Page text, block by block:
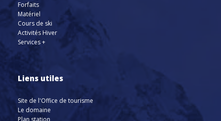
Forfaits
Matériel
Cours de ski
Activités Hiver
Services +
Liens utiles
Site de l'Office de tourisme
Le domaine
Plan station